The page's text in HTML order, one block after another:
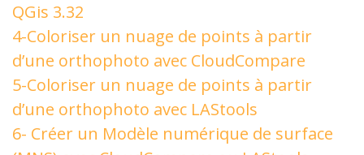
QGis 3.32
4-Coloriser un nuage de points à partir
d’une orthophoto avec CloudCompare
5-Coloriser un nuage de points à partir
d’une orthophoto avec LAStools
6- Créer un Modèle numérique de surface